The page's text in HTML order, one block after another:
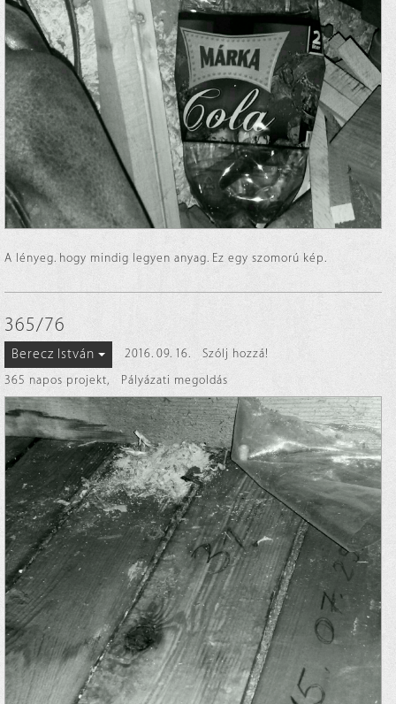
A lényeg. hogy mindig legyen anyag. Ez egy szomorú kép.
365/76
Berecz István 2016. 09. 16.
Szólj hozzá!
365 napos projekt, Pályázati megoldás